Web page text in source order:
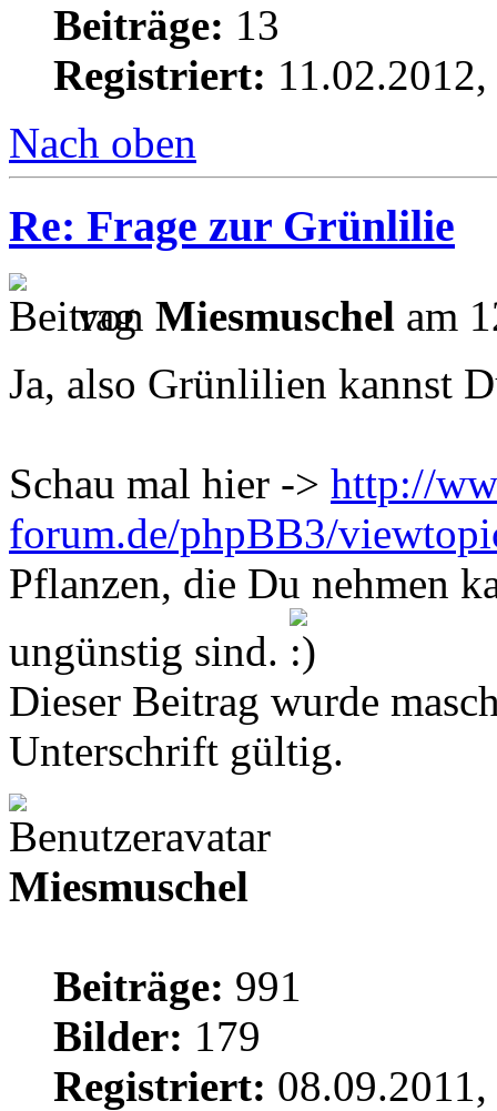
Beiträge: 13
Registriert:
Nach oben
Re: Frage zur Grünlilie
von Miesmuschel am
Ja, also Grünlilien kannst
Schau mal hier -> http://
forum.de/phpBB3/
Pflanzen, die Du nehmen
ungünstig sind.
Dieser Beitrag wurde
Unterschrift gültig.
Miesmuschel
Beiträge: 991
Bilder: 179
Registriert: